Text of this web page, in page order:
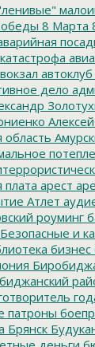
8 Марта
автоклуб
дело
область
плата арест
Атлет
роуминг
Безопасные и
бизнес
патроны
Брянск